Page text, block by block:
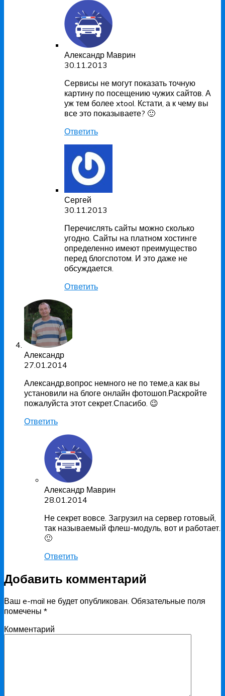
Александр Маврин
30.11.2013
Сервисы не могут показать точную
картину по посещению чужих сайтов. А
уж тем более xtool. Кстати, а к чему вы
все это показываете? 🙂
Ответить
Сергей
30.11.2013
Перечислять сайты можно сколько
угодно. Сайты на платном хостинге
определенно имеют преимущество
перед блогспотом. И это даже не
обсуждается.
Ответить
Александр
27.01.2014
Александр,вопрос немного не по теме,а как вы
установили на блоге онлайн фотошоп.Раскройте
пожалуйста этот секрет.Спасибо. 😉
Ответить
Александр Маврин
28.01.2014
Не секрет вовсе. Загрузил на сервер готовый,
так называемый флеш-модуль, вот и работает.
🙂
Ответить
Добавить комментарий
Ваш e-mail не будет опубликован. Обязательные поля
помечены *
Комментарий